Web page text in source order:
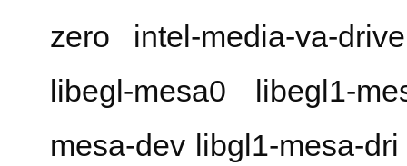
zero intel-media-va-
libegl-mesa0 libegl1-
mesa-dev libgl1-mesa-